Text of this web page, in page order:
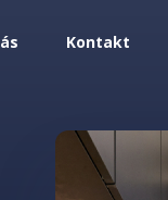
Kontakt